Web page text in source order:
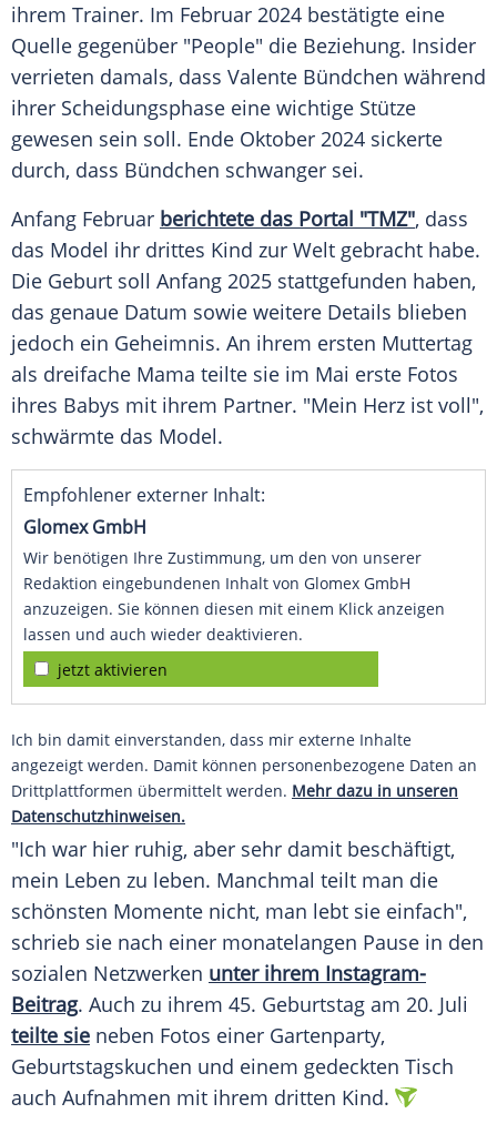
ihrem Trainer. Im Februar 2024 bestätigte eine
Quelle gegenüber "People" die Beziehung. Insider
verrieten damals, dass Valente Bündchen während
ihrer Scheidungsphase eine wichtige Stütze
gewesen sein soll. Ende Oktober 2024 sickerte
durch, dass Bündchen schwanger sei.
Anfang Februar berichtete das Portal "TMZ", dass
das Model ihr drittes Kind zur Welt gebracht habe.
Die Geburt soll Anfang 2025 stattgefunden haben,
das genaue Datum sowie weitere Details blieben
jedoch ein Geheimnis. An ihrem ersten Muttertag
als dreifache Mama teilte sie im Mai erste Fotos
ihres Babys mit ihrem Partner. "Mein Herz ist voll",
schwärmte das Model.
Empfohlener externer Inhalt:
Glomex GmbH
Wir benötigen Ihre Zustimmung, um den von unserer
Redaktion eingebundenen Inhalt von Glomex GmbH
anzuzeigen. Sie können diesen mit einem Klick anzeigen
lassen und auch wieder deaktivieren.
jetzt aktivieren
Ich bin damit einverstanden, dass mir externe Inhalte
angezeigt werden. Damit können personenbezogene Daten an
Drittplattformen übermittelt werden. Mehr dazu in unseren
Datenschutzhinweisen.
"Ich war hier ruhig, aber sehr damit beschäftigt,
mein Leben zu leben. Manchmal teilt man die
schönsten Momente nicht, man lebt sie einfach",
schrieb sie nach einer monatelangen Pause in den
sozialen Netzwerken unter ihrem Instagram-
Beitrag. Auch zu ihrem 45. Geburtstag am 20. Juli
teilte sie neben Fotos einer Gartenparty,
Geburtstagskuchen und einem gedeckten Tisch
auch Aufnahmen mit ihrem dritten Kind.